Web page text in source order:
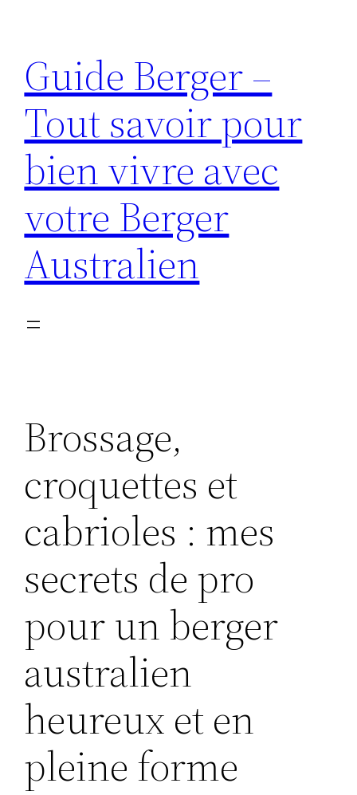
contenu
Guide Berger –
Tout savoir pour
bien vivre avec
votre Berger
Australien
Brossage,
croquettes et
cabrioles : mes
secrets de pro
pour un berger
australien
heureux et en
pleine forme